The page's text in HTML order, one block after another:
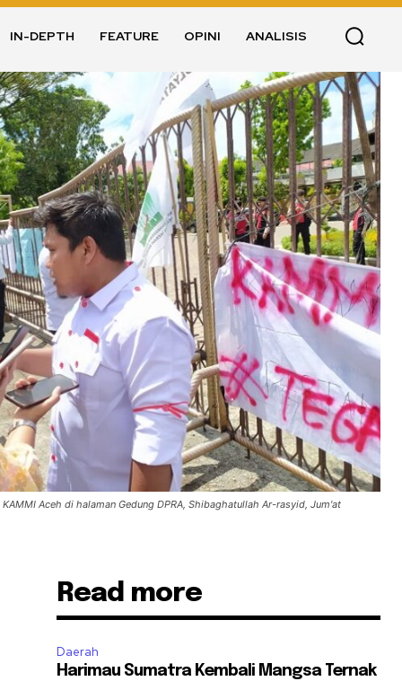
IN-DEPTH FEATURE OPINI ANALISIS
Aceh di halaman Gedung DPRA, Shibaghatullah Ar-rasyid, Jum'at
Read more
Daerah
Harimau Sumatra Kembali Mangsa Ternak